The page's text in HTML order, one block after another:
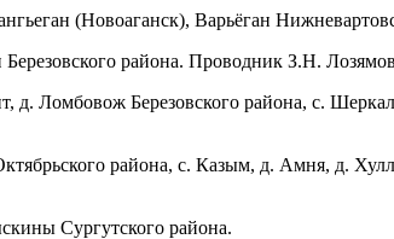
(Новоаганск), Варьёган
района. Проводник З.Н.
Ломбовож Березовского района, с.
района, с. Казым, д. Амня, д.
Сургутского района.